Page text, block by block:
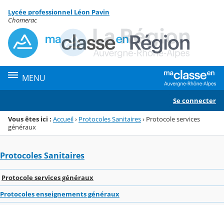
Menu de la rubrique
Contenu
Lycée professionnel Léon Pavin
Chomerac
MENU
Se connecter
Vous êtes ici : Accueil› Protocoles Sanitaires› Protocole services
généraux
Protocoles Sanitaires
Protocole services généraux
Protocoles enseignements généraux